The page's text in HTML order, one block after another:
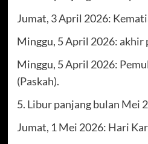
Jumat, 3 April 2026:
Minggu, 5 April 2026: akhir
Minggu, 5 April 2026:
(Paskah).
5. Libur panjang bulan Mei
Jumat, 1 Mei 2026: Hari